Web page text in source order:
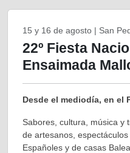
15 y 16 de agosto | San
22º Fiesta
Ensaimada
Desde el mediodía, en el
Sabores, cultura, música y
de artesanos,
Españoles y de casas